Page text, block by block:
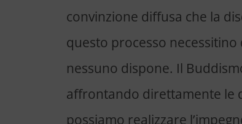
convinzione diffusa che la
questo processo
nessuno dispone. Il
affrontando direttamente le
possiamo realizzare